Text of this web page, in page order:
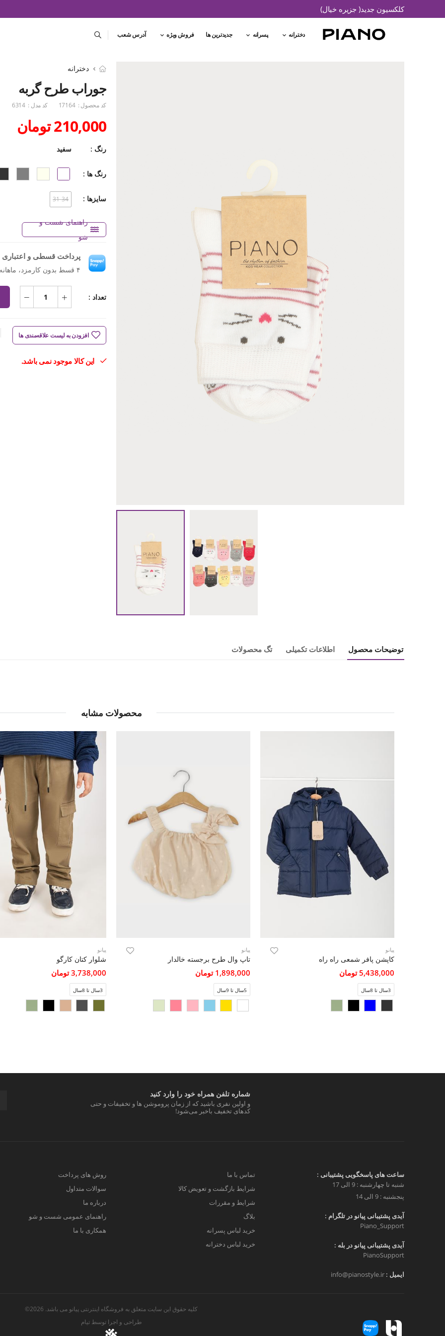
کلکسیون جدید( جزیره خیال)
دخترانه پسرانه جدیدترین ها فروش ویژه آدرس شعب
دخترانه
جوراب طرح گربه
کد محصول : 17164 کد مدل : 6314
210,000 تومان
رنگ : سفید
رنگ ها :
سایزها : 31-34
راهنمای شست و
شو
پرداخت قسطی و اعتباری
۴ قسط بدون کارمزد، ماهانه ۵۲٬۵۰۰ تومان
تعداد :
افزودن به لیست علاقه‌مندی ها
این کالا موجود نمی باشد.
توضیحات محصول اطلاعات تکمیلی تگ محصولات
محصولات مشابه
پیانو
کاپشن پافر شمعی راه راه
5,438,000 تومان
3سال تا 8سال
پیانو
تاپ وال طرح برجسته خالدار
1,898,000 تومان
5سال تا 9سال
پیانو
شلوار کتان کارگو
3,738,000 تومان
3سال تا 8سال
شماره تلفن همراه خود را وارد کنید
و اولین نفری باشید که از زمان پروموشن ها و تخفیفات و حتی
کدهای تخفیف باخبر می‌شود!
ساعت های پاسخگویی پشتیبانی :
شنبه تا چهارشنبه : 9 الی 17
پنجشنبه : 9 الی 14
آیدی پشتیبانی پیانو در تلگرام :
Piano_Support
آیدی پشتیبانی پیانو در بله :
PianoSupport
ایمیل : info@pianostyle.ir
تماس با ما
شرایط بازگشت و تعویض کالا
شرایط و مقررات
بلاگ
خرید لباس پسرانه
خرید لباس دخترانه
روش های پرداخت
سوالات متداول
درباره ما
راهنمای عمومی شست و شو
همکاری با ما
کلیه حقوق این سایت متعلق به فروشگاه اینترنتی پیانو می باشد. 2026©
طراحی و اجرا توسطتیام